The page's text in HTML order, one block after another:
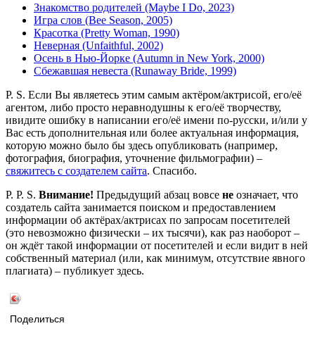
Знакомство родителей (Maybe I Do, 2023)
Игра слов (Bee Season, 2005)
Красотка (Pretty Woman, 1990)
Неверная (Unfaithful, 2002)
Осень в Нью-Йорке (Autumn in New York, 2000)
Сбежавшая невеста (Runaway Bride, 1999)
P. S. Если Вы являетесь этим самым актёром/актрисой, его/её
агентом, либо просто неравнодушны к его/её творчеству,
ивидите ошибку в написании его/её имени по-русски, и/или у
Вас есть дополнительная или более актуальная информация,
которую можно было бы здесь опубликовать (например,
фотография, биография, уточнение фильмографии) –
свяжитесь с создателем сайта. Спасибо.
P. P. S. Внимание! Предыдущий абзац вовсе не означает, что
создатель сайта занимается поиском и предоставлением
информации об актёрах/актрисах по запросам посетителей
(это невозможно физически – их тысячи), как раз наоборот –
он ждёт такой информации от посетителей и если видит в ней
собственный материал (или, как минимум, отсутствие явного
плагиата) – публикует здесь.
Поделиться